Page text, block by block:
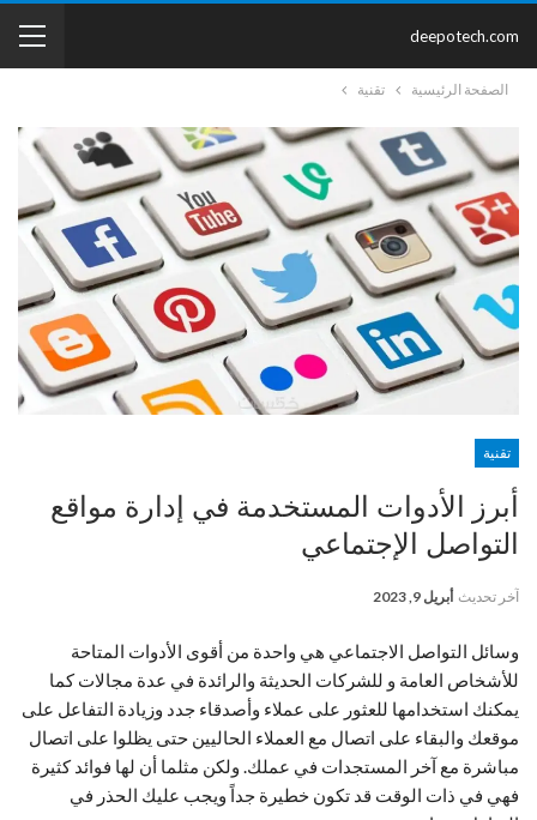
deepotech.com
الصفحة الرئيسية تقنية
تقنية
أبرز الأدوات المستخدمة في إدارة مواقع
التواصل الإجتماعي
آخر تحديث أبريل 9, 2023
وسائل التواصل الاجتماعي هي واحدة من أقوى الأدوات المتاحة
للأشخاص العامة و للشركات الحديثة والرائدة في عدة مجالات كما
يمكنك استخدامها للعثور على عملاء وأصدقاء جدد وزيادة التفاعل على
موقعك والبقاء على اتصال مع العملاء الحاليين حتى يظلوا على اتصال
مباشرة مع آخر المستجدات في عملك. ولكن مثلما أن لها فوائد كثيرة
فهي في ذات الوقت قد تكون خطيرة جداً ويجب عليك الحذر في